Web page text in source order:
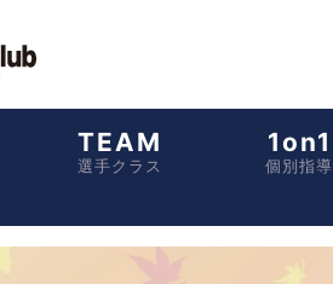
TEAM
選手クラス
1on1
個別指導